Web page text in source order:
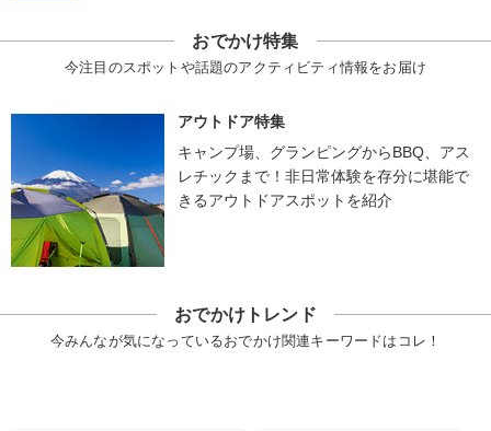
おでかけ特集
今注目のスポットや話題のアクティビティ情報をお届け
アウトドア特集
キャンプ場、グランピングからBBQ、アス
レチックまで！非日常体験を存分に堪能で
きるアウトドアスポットを紹介
おでかけトレンド
今みんなが気になっているおでかけ関連キーワードはコレ！